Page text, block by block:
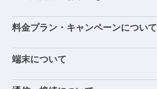
料金プラン・キャンペーンについて
端末について